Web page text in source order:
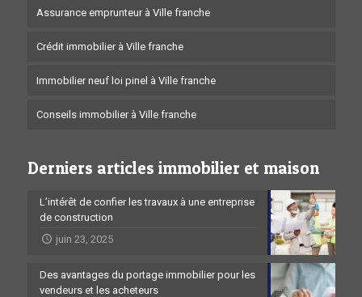
Assurance emprunteur à Ville franche
Crédit immobilier à Ville franche
Immobilier neuf loi pinel à Ville franche
Conseils immobilier à Ville franche
Derniers articles immobilier et maison
L’intérêt de confier les travaux à une entreprise
de construction
juin 23, 2025
Des avantages du portage immobilier pour les
vendeurs et les acheteurs